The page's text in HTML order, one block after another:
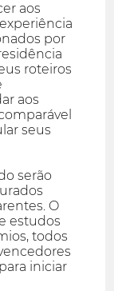
aos
por
roteiros
aos
seus
serão
O
estudos
todos
iniciar